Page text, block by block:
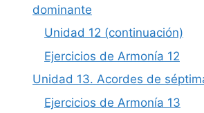
dominante
Unidad 12 (continuación)
Ejercicios de Armonía 12
Unidad 13. Acordes de
Ejercicios de Armonía 13